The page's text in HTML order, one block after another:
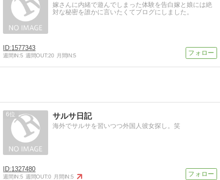
嫁さんに内緒で遊んでしまった体験を告白嫁と娘には絶
対な秘密を誰かに言いたくてブログにしました。
1577343
週間IN:5 週間OUT:20 月間IN:5
6 サルサ日記
海外でサルサを習いつつ外国人彼女探し。笑
1327480
週間IN:5 週間OUT:0 月間IN:5